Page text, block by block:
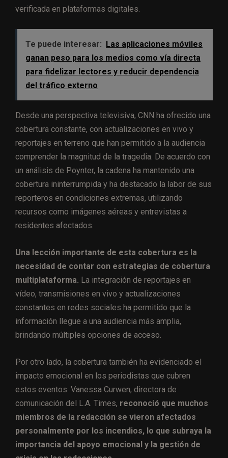
verificada en plataformas digitales.
Te puede interesar: Las aplicaciones móviles
ganan peso para los medios como vía directa
para fidelizar lectores y reducir dependencia
del tráfico externo
Desde una perspectiva televisiva, CNN ha ofrecido una
cobertura constante, con actualizaciones en vivo y
reportajes en terreno que han permitido a la audiencia
comprender la magnitud de la tragedia. De acuerdo con
un análisis de Poynter, la cadena ha mantenido una
cobertura ininterrumpida y ha destacado la labor de sus
reporteros en condiciones extremas, utilizando
recursos como imágenes aéreas y entrevistas a
residentes afectados.
Una lección importante de esta cobertura es la
necesidad de contar con estrategias de cobertura
multiplataforma. La integración de reportajes en
vídeo, transmisiones en vivo y actualizaciones
constantes en redes sociales ha permitido que la
información llegue a una audiencia más amplia,
brindando múltiples opciones de acceso.
Por otro lado, la cobertura también ha evidenciado el
impacto emocional en los periodistas que cubren
estos eventos. Vanessa Curwen, directora de
comunicación del L.A. Times, reconoció que muchos
miembros de la redacción se vieron afectados
personalmente por los incendios, lo que subraya la
importancia del apoyo emocional y la gestión de